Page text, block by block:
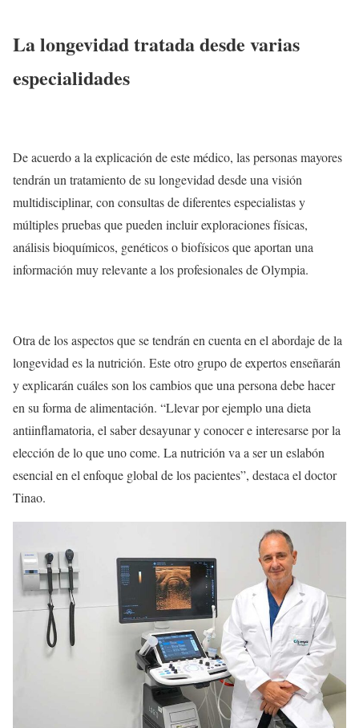
La longevidad tratada desde varias
especialidades
De acuerdo a la explicación de este médico, las personas mayores
tendrán un tratamiento de su longevidad desde una visión
multidisciplinar, con consultas de diferentes especialistas y
múltiples pruebas que pueden incluir exploraciones físicas,
análisis bioquímicos, genéticos o biofísicos que aportan una
información muy relevante a los profesionales de Olympia.
Otra de los aspectos que se tendrán en cuenta en el abordaje de la
longevidad es la nutrición. Este otro grupo de expertos enseñarán
y explicarán cuáles son los cambios que una persona debe hacer
en su forma de alimentación. “Llevar por ejemplo una dieta
antiinflamatoria, el saber desayunar y conocer e interesarse por la
elección de lo que uno come. La nutrición va a ser un eslabón
esencial en el enfoque global de los pacientes”, destaca el doctor
Tinao.